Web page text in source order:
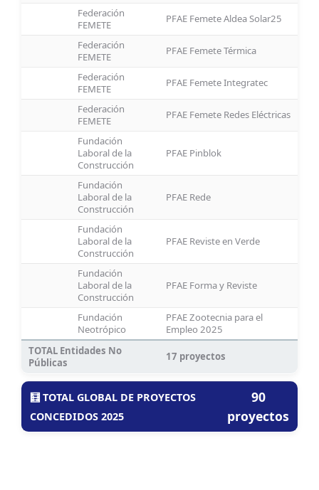
Federación
FEMETE
PFAE Femete Aldea Solar25
Federación
FEMETE
PFAE Femete Térmica
Federación
FEMETE
PFAE Femete Integratec
Federación
FEMETE
PFAE Femete Redes Eléctricas
Fundación
Laboral de la
Construcción
PFAE Pinblok
Fundación
Laboral de la
Construcción
PFAE Rede
Fundación
Laboral de la
Construcción
PFAE Reviste en Verde
Fundación
Laboral de la
Construcción
PFAE Forma y Reviste
Fundación
Neotrópico
PFAE Zootecnia para el
Empleo 2025
TOTAL Entidades No
Públicas
17 proyectos
🧮 TOTAL GLOBAL DE PROYECTOS
CONCEDIDOS 2025
90
proyectos